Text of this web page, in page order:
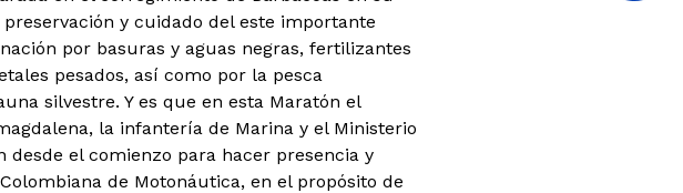
y cuidado del este importante
por basuras y aguas negras, fertilizantes
pesados, así como por la pesca
silvestre. Y es que en esta Maratón el
la infantería de Marina y el Ministerio
el comienzo para hacer presencia y
de Motonáutica, en el propósito de